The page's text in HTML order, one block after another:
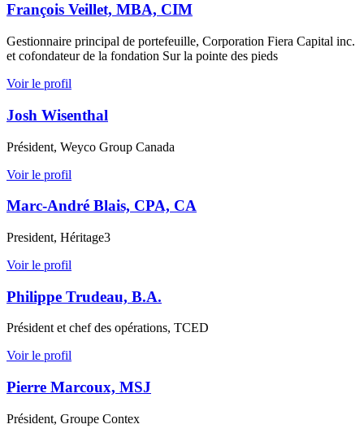
François Veillet, MBA, CIM
Gestionnaire principal de portefeuille, Corporation Fiera Capital inc.
et cofondateur de la fondation Sur la pointe des pieds
Voir le profil
Josh Wisenthal
Président, Weyco Group Canada
Voir le profil
Marc-André Blais, CPA, CA
President, Héritage3
Voir le profil
Philippe Trudeau, B.A.
Président et chef des opérations, TCED
Voir le profil
Pierre Marcoux, MSJ
Président, Groupe Contex